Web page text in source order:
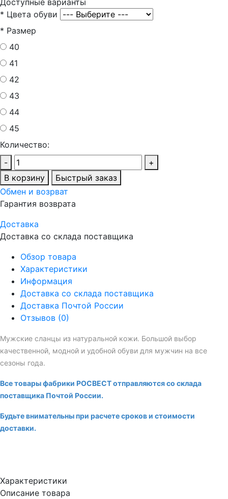
* Цвета обуви
* Размер
40
41
42
43
44
45
Количество:
-
+
В корзину
Быстрый заказ
Обмен и возрват
Гарантия возврата
Доставка
Доставка со склада поставщика
Обзор товара
Характеристики
Информация
Доставка со склада поставщика
Доставка Почтой России
Отзывов (0)
Мужские сланцы из натуральной кожи. Большой выбор
качественной, модной и удобной обуви для мужчин на все
сезоны года.
Все товары фабрики РОСВЕСТ отправляются со склада
поставщика Почтой России.
Будьте внимательны при расчете сроков и стоимости
доставки.
Характеристики
Описание товара